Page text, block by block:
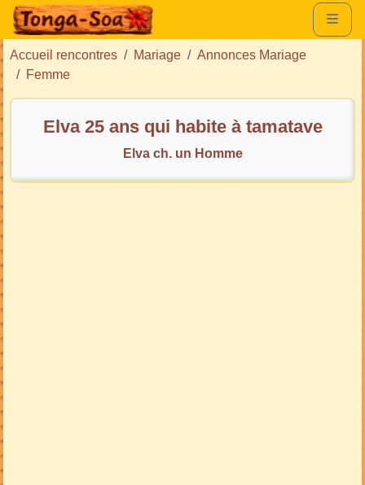
Accueil rencontres Mariage
Annonces Mariage
Femme
Elva 25 ans qui habite à tamatave
Elva ch. un Homme